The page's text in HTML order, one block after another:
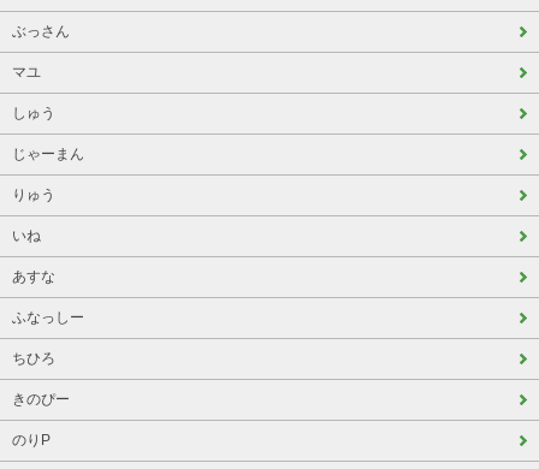
ぶっさん
マユ
しゅう
じゃーまん
りゅう
いね
あすな
ふなっしー
ちひろ
きのぴー
のりP